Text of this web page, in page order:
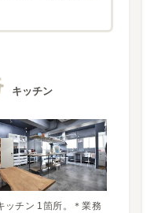
キッチン
ッチン 1箇所。＊業務